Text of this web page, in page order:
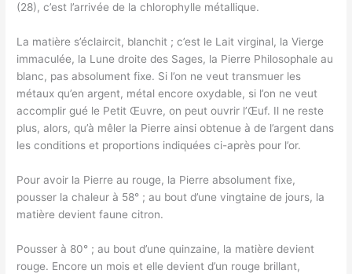
(28), c’est l’arrivée de la chlorophylle métallique.
La matière s’éclaircit, blanchit ; c’est le Lait virginal, la Vierge
immaculée, la Lune droite des Sages, la Pierre Philosophale au
blanc, pas absolument fixe. Si l’on ne veut transmuer les
métaux qu’en argent, métal encore oxydable, si l’on ne veut
accomplir gué le Petit Œuvre, on peut ouvrir l’Œuf. Il ne reste
plus, alors, qu’à mêler la Pierre ainsi obtenue à de l’argent dans
les conditions et proportions indiquées ci-après pour l’or.
Pour avoir la Pierre au rouge, la Pierre absolument fixe,
pousser la chaleur à 58° ; au bout d’une vingtaine de jours, la
matière devient faune citron.
Pousser à 80° ; au bout d’une quinzaine, la matière devient
rouge. Encore un mois et elle devient d’un rouge brillant,